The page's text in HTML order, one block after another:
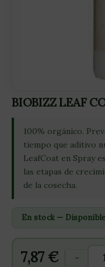
BIOBIZZ LEAF
100% orgánico.
tiempo que aditivo
LeafCoat en Spray
las etapas de
de la cosecha.
En stock — Disponible
7,87 € -